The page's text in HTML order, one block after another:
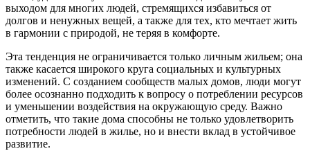
выходом для многих людей, стремящихся избавиться от
долгов и ненужных вещей, а также для тех, кто мечтает жить
в гармонии с природой, не теряя в комфорте.
Эта тенденция не ограничивается только личным жильем; она
также касается широкого круга социальных и культурных
изменений. С созданием сообществ малых домов, люди могут
более осознанно подходить к вопросу о потреблении ресурсов
и уменьшении воздействия на окружающую среду. Важно
отметить, что такие дома способны не только удовлетворить
потребности людей в жилье, но и внести вклад в устойчивое
развитие.